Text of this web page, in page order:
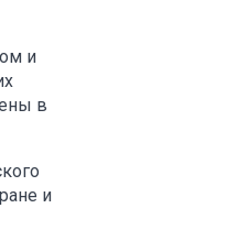
и
в
и